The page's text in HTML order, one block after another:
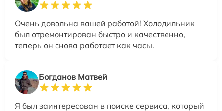
Очень довольна вашей работой! Холодильник
был отремонтирован быстро и качественно,
теперь он снова работает как часы.
Богданов Матвей
Я был заинтересован в поиске сервиса, который